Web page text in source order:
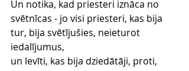
Un notika, kad priesteri iznāca no
svētnīcas - jo visi priesteri, kas bija
tur, bija svētījušies, neieturot
iedalījumus,
un levīti, kas bija dziedātāji, proti,